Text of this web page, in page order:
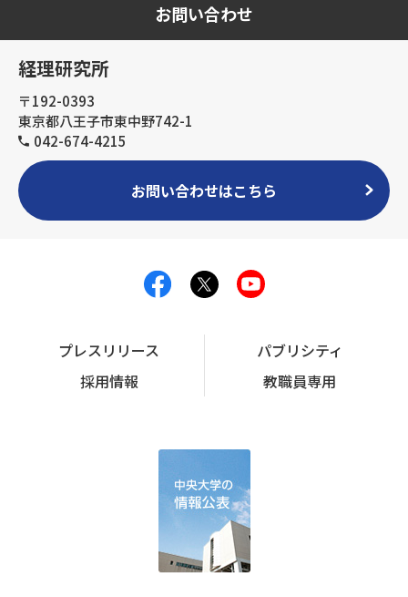
お問い合わせ
経理研究所
〒192-0393
東京都八王子市東中野742-1
042-674-4215
お問い合わせはこちら
プレスリリース
パブリシティ
採用情報
教職員専用